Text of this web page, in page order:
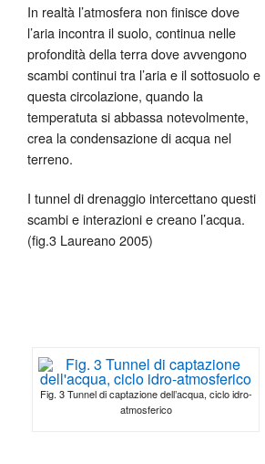
In realtà l’atmosfera non finisce dove
l’aria incontra il suolo, continua nelle
profondità della terra dove avvengono
scambi continui tra l’aria e il sottosuolo e
questa circolazione, quando la
temperatuta si abbassa notevolmente,
crea la condensazione di acqua nel
terreno.
I tunnel di drenaggio intercettano questi
scambi e interazioni e creano l’acqua.
(fig.3 Laureano 2005)
Fig. 3 Tunnel di captazione dell’acqua, ciclo idro-
atmosferico